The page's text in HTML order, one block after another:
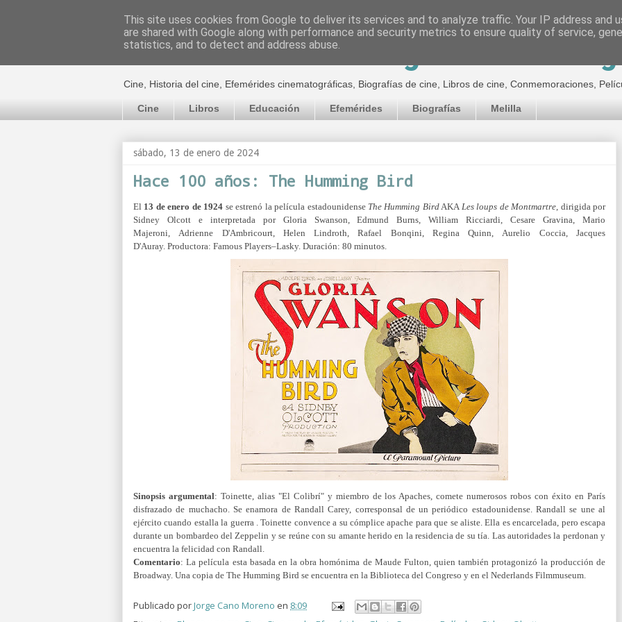
El cultural cinematográfico de Jorge
Cine, Historia del cine, Efemérides cinematográficas, Biografías de cine, Libros de cine, Conmemoraciones,
Cine Libros Educación Efemérides Biografías Melilla
sábado, 13 de enero de 2024
Hace 100 años: The Humming Bird
El 13 de enero de 1924 se estrenó la película estadounidense The Humming BirdAKA Les loups de Montmartre , dirigida por
Sidney Olcott e interpretada por Gloria Swanson, Edmund Burns,William Ricciardi,Cesare Gravina,Mario
Majeroni, Adrienne D'Ambricourt, Helen Lindroth,Rafael Bonqini, Regina Quinn, Aurelio Coccia,Jacques
D'Auray. Productora: Famous Players–Lasky. Duración: 80 minutos.
Sinopsis argumental: Toinette, alias "El Colibrí" y miembro de los Apaches, comete numerosos robos con éxito en París
disfrazado de muchacho. Se enamora de Randall Carey, corresponsal de un periódico estadounidense. Randall se une al
ejército cuando estalla la guerra . Toinette convence a su cómplice apache para que se aliste. Ella es encarcelada, pero escapa
durante un bombardeo del Zeppelin y se reúne con su amante herido en la residencia de su tía. Las autoridades la perdonan y
encuentra la felicidad con Randall.
Comentario: La película esta basada en la obra homónima de Maude Fulton, quien también protagonizó la producción de
Broadway. Una copia de The Humming Bird se encuentra en la Biblioteca del Congreso y en el Nederlands Filmmuseum.
Publicado porJorge Cano Moreno en 8:09
This site uses cookies from Google to deliver its services and to analyze traffic. Your IP address and
are shared with Google along with performance and security metrics to ensure quality of service,
statistics, and to detect and address abuse.